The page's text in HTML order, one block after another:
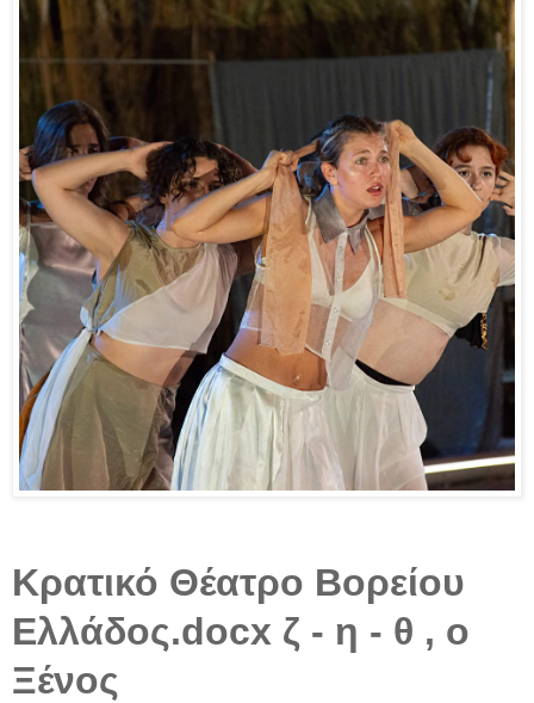
Κρατικό Θέατρο Βορείου
Ελλάδος.docx ζ - η - θ , ο
Ξένος